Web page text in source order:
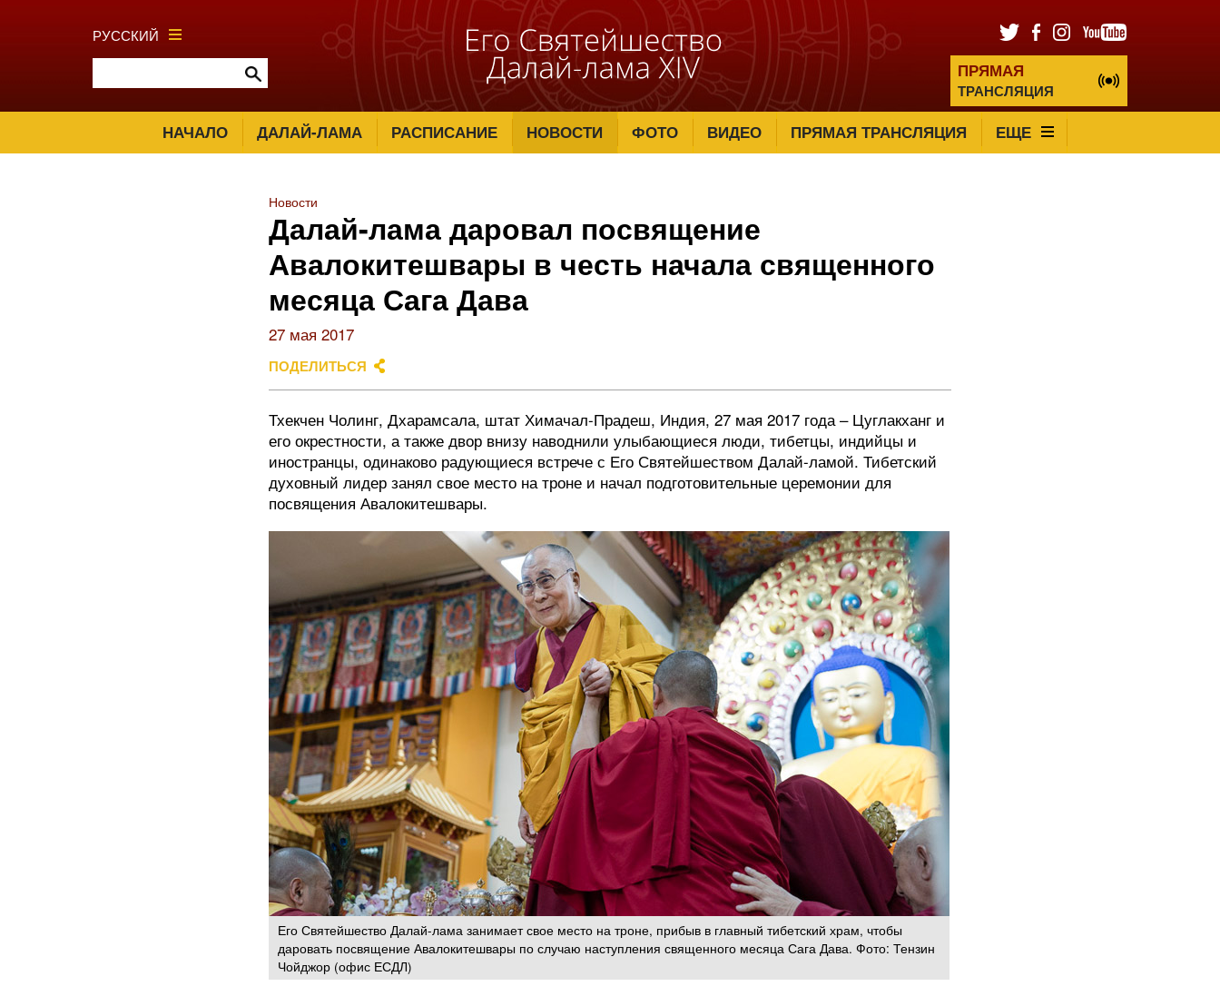
РУССКИЙ
ПРЯМАЯ
ТРАНСЛЯЦИЯ
НАЧАЛО ДАЛАЙ-ЛАМА РАСПИСАНИЕ НОВОСТИ ФОТО ВИДЕО ПРЯМАЯ ТРАНСЛЯЦИЯ ЕЩЕ
Новости
Далай-лама даровал посвящение
Авалокитешвары в честь начала священного
месяца Сага Дава
27 мая 2017
ПОДЕЛИТЬСЯ
Тхекчен Чолинг, Дхарамсала, штат Химачал-Прадеш, Индия, 27 мая 2017 года – Цуглакханг и
его окрестности, а также двор внизу наводнили улыбающиеся люди, тибетцы, индийцы и
иностранцы, одинаково радующиеся встрече с Его Святейшеством Далай-ламой. Тибетский
духовный лидер занял свое место на троне и начал подготовительные церемонии для
посвящения Авалокитешвары.
Его Святейшество Далай-лама занимает свое место на троне, прибыв в главный тибетский храм, чтобы
даровать посвящение Авалокитешвары по случаю наступления священного месяца Сага Дава. Фото: Тензин
Чойджор (офис ЕСДЛ)